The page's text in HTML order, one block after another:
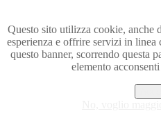
Questo sito utilizza cookie, anche
esperienza e offrire servizi in
questo banner, scorrendo questa
elemento
Visita i forum di SOS-OFFICE